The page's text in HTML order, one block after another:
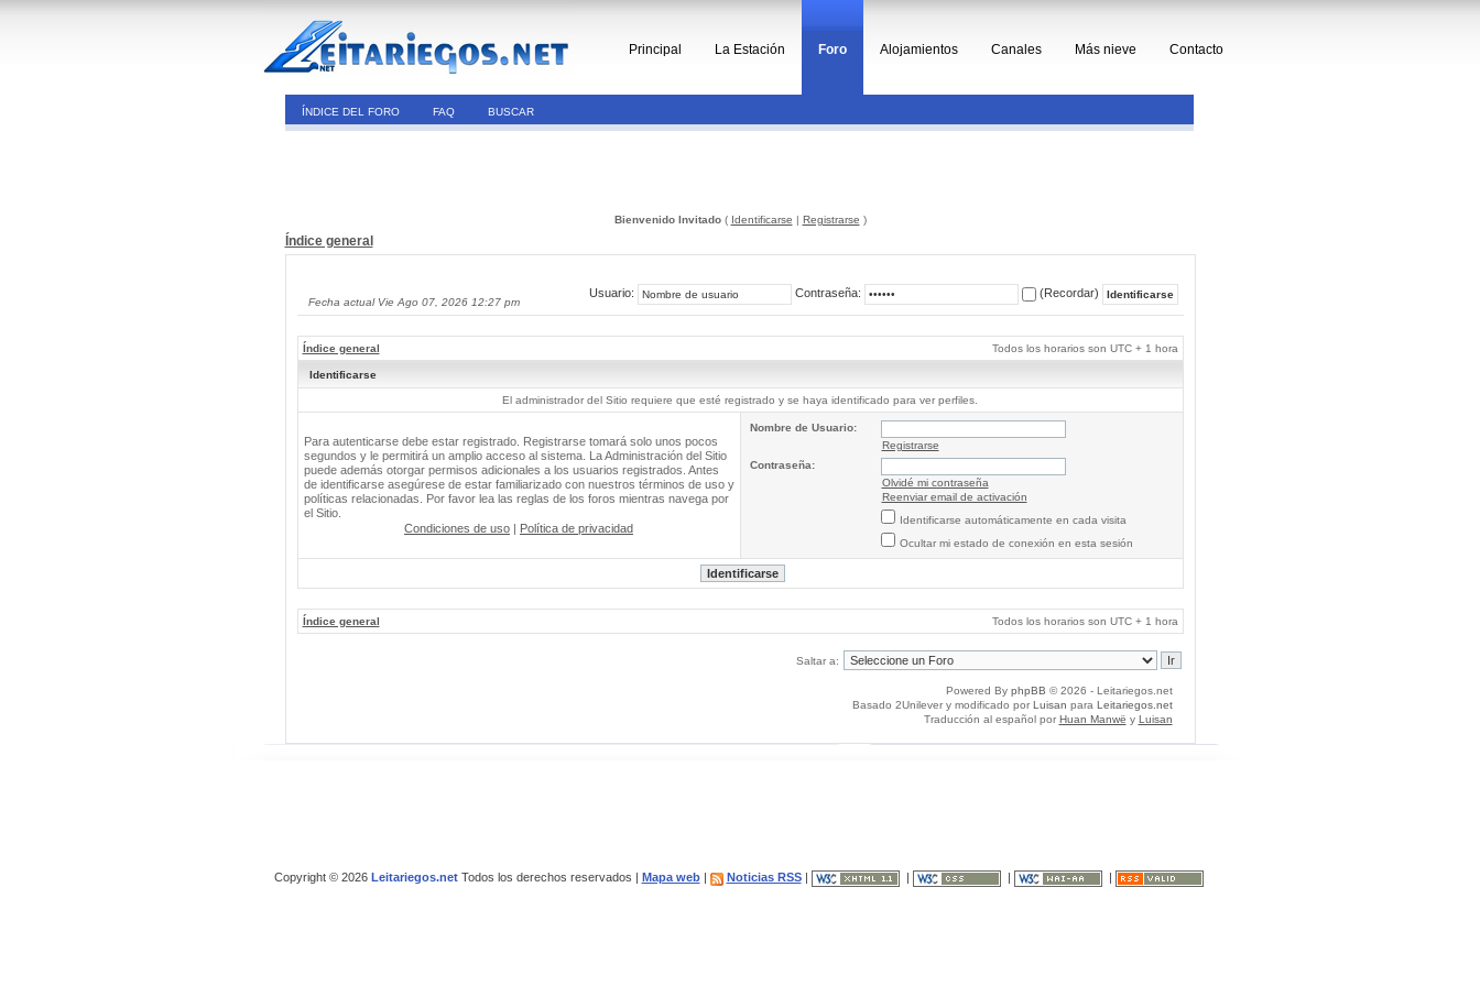
Principal La Estación Foro Alojamientos Canales Más nieve Contacto
ÍNDICE DEL FORO FAQ BUSCAR
Bienvenido Invitado( Identificarse | Registrarse )
Índice general
Fecha actual Vie Ago 07, 2026 12:27 pm
Usuario: Contraseña: (Recordar)
Índice general Todos los horarios son UTC + 1 hora
Identificarse
El administrador del Sitio requiere que esté registrado y se haya identificado para ver perfiles.
Para autenticarse debe estar registrado. Registrarse tomará solo unos pocos
segundos y le permitirá un amplio acceso al sistema. La Administración del Sitio
puede además otorgar permisos adicionales a los usuarios registrados. Antes
de identificarse asegúrese de estar familiarizado con nuestros términos de uso y
políticas relacionadas. Por favor lea las reglas de los foros mientras navega por
el Sitio.
Condiciones de uso | Política de privacidad
Nombre de Usuario:
Registrarse
Contraseña:
Olvidé mi contraseña
Reenviar email de activación
Identificarse automáticamente en cada visita
Ocultar mi estado de conexión en esta sesión
Índice general Todos los horarios son UTC + 1 hora
Saltar a:
Powered By phpBB © 2026 - Leitariegos.net
Basado 2Unilever y modificado por Luisan para Leitariegos.net
Traducción al español por Huan Manwë y Luisan
Copyright © 2026 Leitariegos.netTodos los derechos reservados | Mapa web| Noticias RSS|